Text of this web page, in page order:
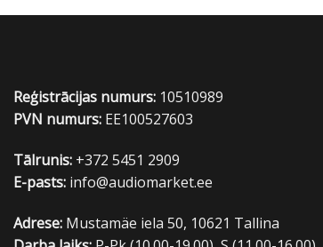
Reģistrācijas numurs: 10510989
PVN numurs: EE100527603
Tālrunis: +372 5451 2909
E-pasts: info@audiomarket.ee
Adrese: Mustamäe iela 50, 10621 Tallina